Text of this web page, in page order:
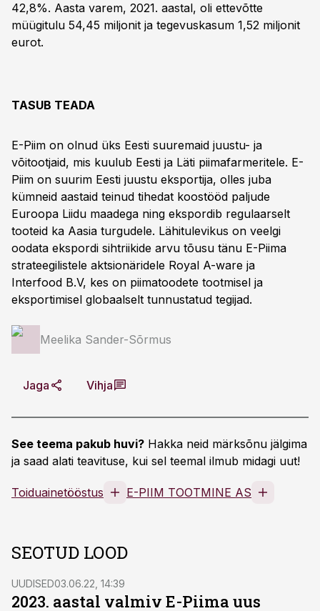
42,8%. Aasta varem, 2021. aastal, oli ettevõtte
müügitulu 54,45 miljonit ja tegevuskasum 1,52 miljonit
eurot.
TASUB TEADA
E-Piim on olnud üks Eesti suuremaid juustu- ja
võitootjaid, mis kuulub Eesti ja Läti piimafarmeritele. E-
Piim on suurim Eesti juustu eksportija, olles juba
kümneid aastaid teinud tihedat koostööd paljude
Euroopa Liidu maadega ning ekspordib regulaarselt
tooteid ka Aasia turgudele. Lähitulevikus on veelgi
oodata ekspordi sihtriikide arvu tõusu tänu E-Piima
strateegilistele aktsionäridele Royal A-ware ja
Interfood B.V, kes on piimatoodete tootmisel ja
eksportimisel globaalselt tunnustatud tegijad.
Meelika Sander-Sõrmus
Jaga Vihja
See teema pakub huvi? Hakka neid märksõnu jälgima
ja saad alati teavituse, kui sel teemal ilmub midagi uut!
Toiduainetööstus E-PIIM TOOTMINE AS
SEOTUD LOOD
UUDISED03.06.22, 14:39
2023. aastal valmiv E-Piima uus